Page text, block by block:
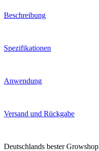
Beschreibung
Spezifikationen
Anwendung
Versand und Rückgabe
Deutschlands bester Growshop